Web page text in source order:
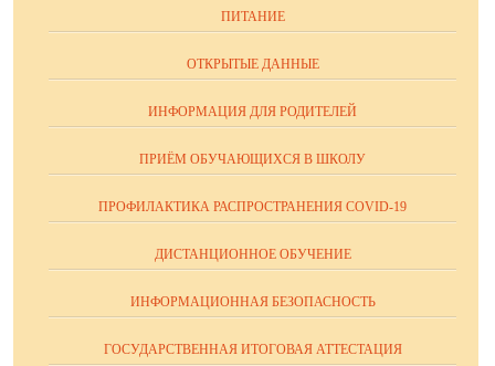
ПИТАНИЕ
ОТКРЫТЫЕ ДАННЫЕ
ИНФОРМАЦИЯ ДЛЯ РОДИТЕЛЕЙ
ПРИЁМ ОБУЧАЮЩИХСЯ В ШКОЛУ
ПРОФИЛАКТИКА РАСПРОСТРАНЕНИЯ COVID-19
ДИСТАНЦИОННОЕ ОБУЧЕНИЕ
ИНФОРМАЦИОННАЯ БЕЗОПАСНОСТЬ
ГОСУДАРСТВЕННАЯ ИТОГОВАЯ АТТЕСТАЦИЯ